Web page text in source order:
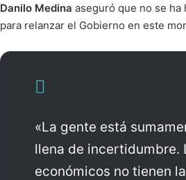
Danilo Medina aseguró que no se ha
para relanzar el Gobierno en este
«La gente está
llena de incertidumbre.
económicos no tienen